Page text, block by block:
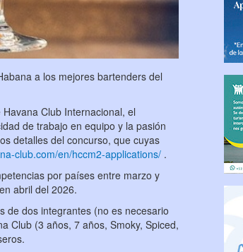
a los mejores bartenders del
Club Internacional, el
de trabajo en equipo y la pasión
detalles del concurso, que cuyas
club.com/en/hccm2-applications/ .
por países entre marzo y
abril del 2026.
de dos integrantes (no es necesario
Club (3 años, 7 años, Smoky, Spiced,